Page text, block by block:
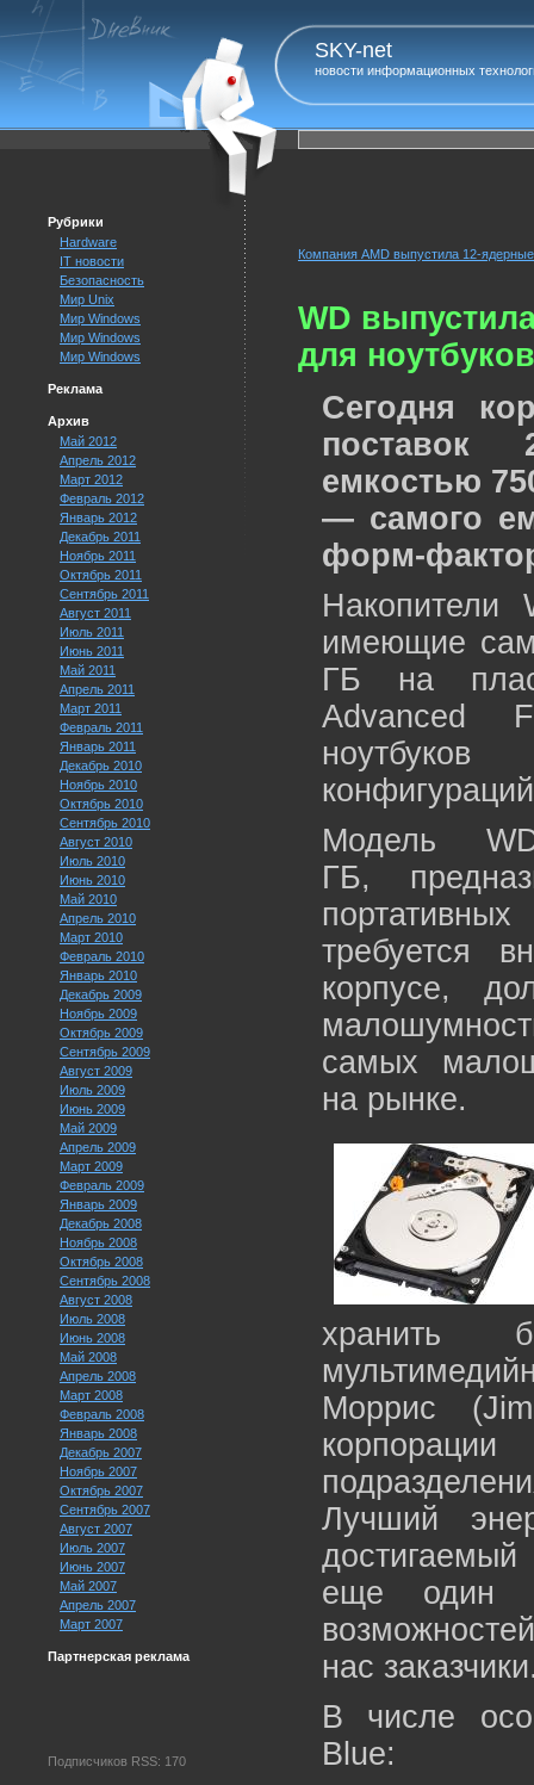
SKY-net
новости информационных
Рубрики
Hardware
IT новости
Безопасность
Мир Unix
Мир Windows
Мир Windows
Мир Windows
Реклама
Архив
Май 2012
Апрель 2012
Март 2012
Февраль 2012
Январь 2012
Декабрь 2011
Ноябрь 2011
Октябрь 2011
Сентябрь 2011
Август 2011
Июль 2011
Июнь 2011
Май 2011
Апрель 2011
Март 2011
Февраль 2011
Январь 2011
Декабрь 2010
Ноябрь 2010
Октябрь 2010
Сентябрь 2010
Август 2010
Июль 2010
Июнь 2010
Май 2010
Апрель 2010
Март 2010
Февраль 2010
Январь 2010
Декабрь 2009
Ноябрь 2009
Октябрь 2009
Сентябрь 2009
Август 2009
Июль 2009
Июнь 2009
Май 2009
Апрель 2009
Март 2009
Февраль 2009
Январь 2009
Декабрь 2008
Ноябрь 2008
Октябрь 2008
Сентябрь 2008
Август 2008
Июль 2008
Июнь 2008
Май 2008
Апрель 2008
Март 2008
Февраль 2008
Январь 2008
Декабрь 2007
Ноябрь 2007
Октябрь 2007
Сентябрь 2007
Август 2007
Июль 2007
Июнь 2007
Май 2007
Апрель 2007
Март 2007
Партнерская реклама
Подписчиков RSS: 170
Компания AMD выпустила 12-
WD
для ноутбуков
Сегодня
поставок
емкостью
— самого
форм-
имеющие
ГБ на
Advanced
Модель
ГБ,
требуется
корпусе,
самых
на рынке.
хранить
Моррис
Лучший
еще один
нас
В числе
Blue: